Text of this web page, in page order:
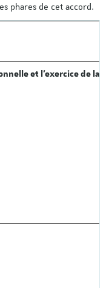
phares de cet accord.
et l’exercice de la